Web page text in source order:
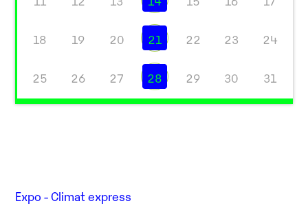
18 19 20 21 22 23 24
25 26 27 28 29 30 31
Expo - Climat express